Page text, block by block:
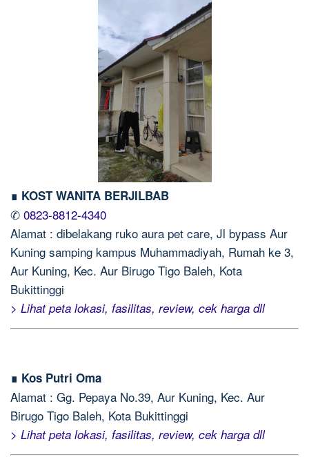
∎ KOST WANITA BERJILBAB
✆ 0823-8812-4340
Alamat : dibelakang ruko aura pet care, Jl bypass Aur
Kuning samping kampus Muhammadiyah, Rumah ke 3,
Aur Kuning, Kec. Aur Birugo Tigo Baleh, Kota
Bukittinggi
> Lihat peta lokasi, fasilitas, review, cek harga dll
∎ Kos Putri Oma
Alamat : Gg. Pepaya No.39, Aur Kuning, Kec. Aur
Birugo Tigo Baleh, Kota Bukittinggi
> Lihat peta lokasi, fasilitas, review, cek harga dll